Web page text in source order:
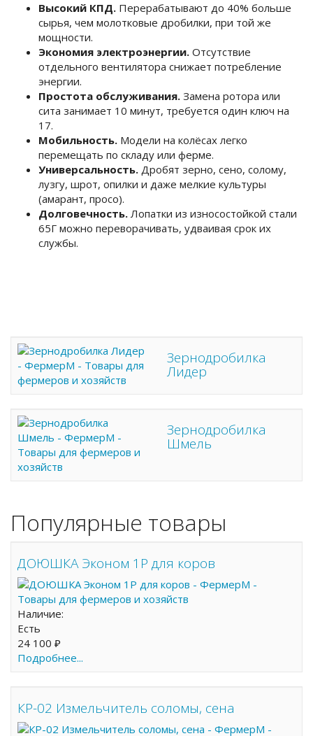
Высокий КПД. Перерабатывают до 40% больше
сырья, чем молотковые дробилки, при той же
мощности.
Экономия электроэнергии. Отсутствие
отдельного вентилятора снижает потребление
энергии.
Простота обслуживания. Замена ротора или
сита занимает 10 минут, требуется один ключ на
17.
Мобильность. Модели на колёсах легко
перемещать по складу или ферме.
Универсальность. Дробят зерно, сено, солому,
лузгу, шрот, опилки и даже мелкие культуры
(амарант, просо).
Долговечность. Лопатки из износостойкой стали
65Г можно переворачивать, удваивая срок их
службы.
Зернодробилка
Лидер
Зернодробилка
Шмель
Популярные товары
ДОЮШКА Эконом 1Р для коров
Наличие:
Есть
24 100 ₽
Подробнее...
КР-02 Измельчитель соломы, сена